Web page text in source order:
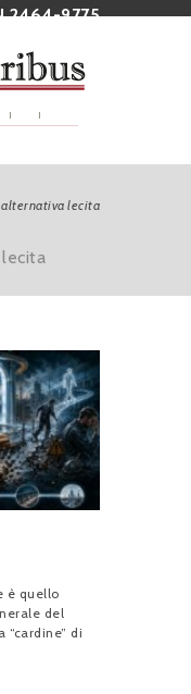
2464-9775
I
alternativa lecita
è quello
del
di